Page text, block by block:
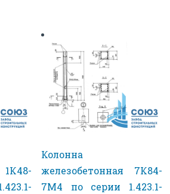
Колонна
железобетонная 7К84-
7М4 по серии 1.423.1-